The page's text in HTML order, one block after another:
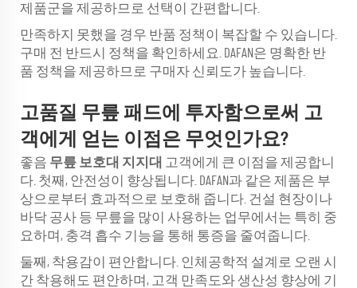
제품군을 제공하므로 선택이 간편합니다.
만족하지 못했을 경우 반품 정책이 복잡할 수 있습니다.
구매 전 반드시 정책을 확인하세요. DAFAN은 명확한 반
품 정책을 제공하므로 구매자 신뢰도가 높습니다.
고품질 무릎 패드에 투자함으로써 고
객에게 얻는 이점은 무엇인가요?
좋음 무릎 보호대 지지대 고객에게 큰 이점을 제공합니
다. 첫째, 안전성이 향상됩니다. DAFAN과 같은 제품은 부
상으로부터 효과적으로 보호해 줍니다. 건설 현장이나
바닥 공사 등 무릎을 많이 사용하는 업무에서는 특히 중
요하며, 충격 흡수 기능을 통해 통증을 줄여줍니다.
둘째, 착용감이 편안합니다. 인체공학적 설계로 오랜 시
간 착용해도 편안하며, 고객 만족도와 생산성 향상에 기